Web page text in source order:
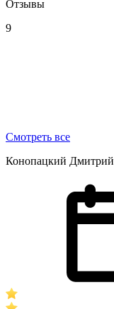
Отзывы
9
Смотреть все
Конопацкий Дмитрий